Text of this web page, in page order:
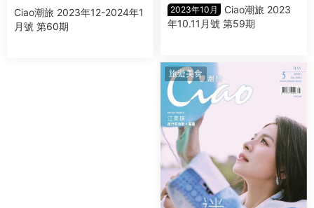
Ciao潮旅 2023年12-2024年1
月號 第60期
2023年10月
Ciao潮旅 2023
年10.11月號 第59期
旅遊美食